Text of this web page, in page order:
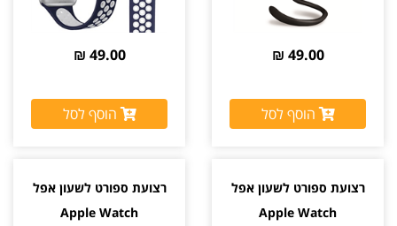
49.00 ₪
הוסף לסל
49.00 ₪
הוסף לסל
רצועת ספורט לשעון אפל
Apple Watch
רצועת ספורט לשעון אפל
Apple Watch